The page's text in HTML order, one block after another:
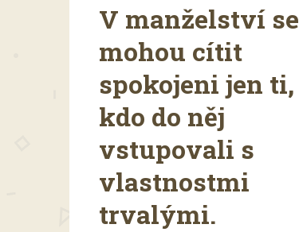
V manželství se
mohou cítit
spokojeni jen ti,
kdo do něj
vstupovali s
vlastnostmi
trvalými.